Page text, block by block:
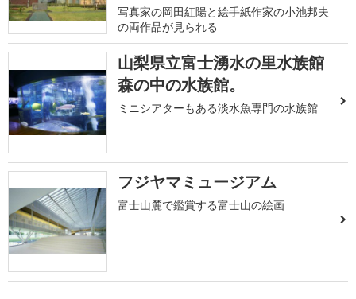
写真家の岡田紅陽と絵手紙作家の小池邦夫
の両作品が見られる
山梨県立富士湧水の里水族館
森の中の水族館。
ミニシアターもある淡水魚専門の水族館
フジヤマミュージアム
富士山麓で鑑賞する富士山の絵画